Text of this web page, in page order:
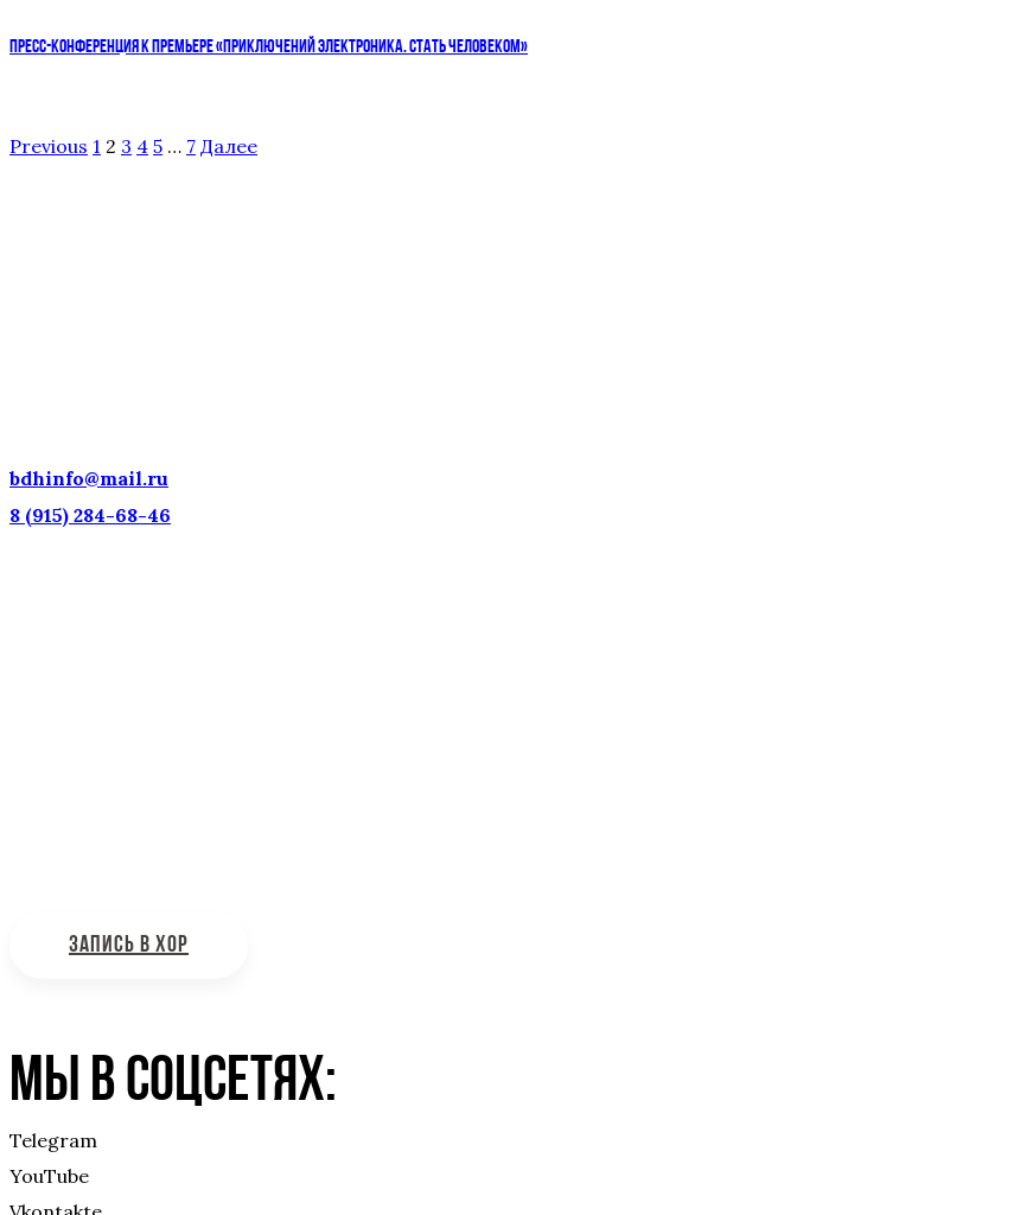
ПРЕСС-КОНФЕРЕНЦИЯ К ПРЕМЬЕРЕ «ПРИКЛЮЧЕНИЙ ЭЛЕКТРОНИКА. СТАТЬ ЧЕЛОВЕКОМ»
Previous 1 2 3 4 5 … 7 Далее
bdhinfo@mail.ru
8 (915) 284-68-46
ЗАПИСЬ В ХОР
Мы в соцсетях:
Telegram
YouTube